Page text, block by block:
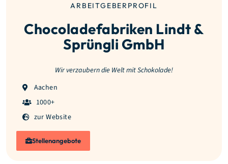
ARBEITGEBERPROFIL
Chocoladefabriken Lindt &
Sprüngli GmbH
Wir verzaubern die Welt mit Schokolade!
Aachen
1000+
zur Website
Stellenangebote